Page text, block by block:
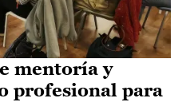
mentoría y
profesional para